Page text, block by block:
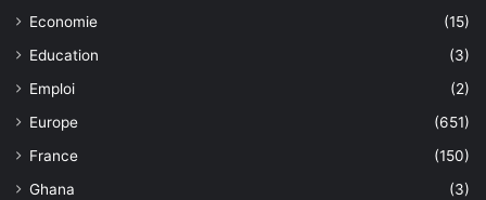
Economie
(15)
Education
(3)
Emploi
(2)
Europe
(651)
France
(150)
Ghana
(3)